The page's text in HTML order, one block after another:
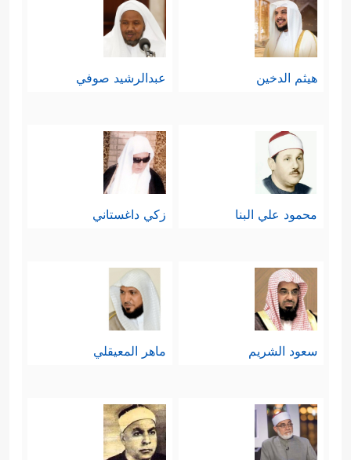
هيثم الدخين عبدالرشيد صوفي
محمود علي البنا زكي داغستاني
سعود الشريم ماهر المعيقلي